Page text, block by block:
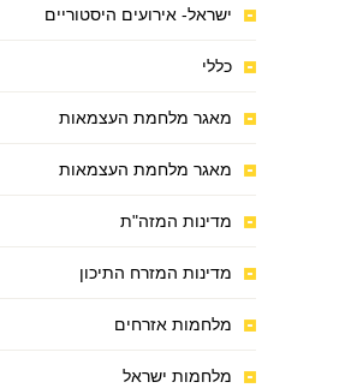
ישראל- אירועים היסטוריים
כללי
מאגר מלחמת העצמאות
מאגר מלחמת העצמאות
מדינות המזה"ת
מדינות המזרח התיכון
מלחמות אזרחים
מלחמות ישראל